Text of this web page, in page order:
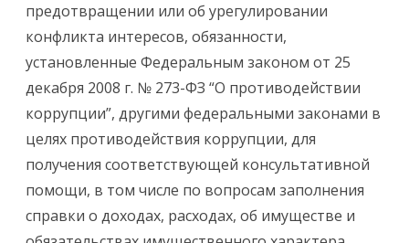
предотвращении или об урегулировании
конфликта интересов, обязанности,
установленные Федеральным законом от 25
декабря 2008 г. № 273-ФЗ “О противодействии
коррупции”, другими федеральными законами в
целях противодействия коррупции, для
получения соответствующей консультативной
помощи, в том числе по вопросам заполнения
справки о доходах, расходах, об имуществе и